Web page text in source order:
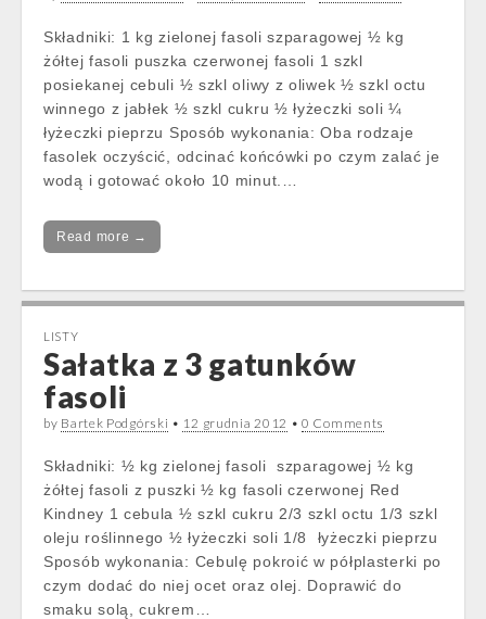
Składniki: 1 kg zielonej fasoli szparagowej ½ kg
żółtej fasoli puszka czerwonej fasoli 1 szkl
posiekanej cebuli ½ szkl oliwy z oliwek ½ szkl octu
winnego z jabłek ½ szkl cukru ½ łyżeczki soli ¼
łyżeczki pieprzu Sposób wykonania: Oba rodzaje
fasolek oczyścić, odcinać końcówki po czym zalać je
wodą i gotować około 10 minut.…
Read more →
LISTY
Sałatka z 3 gatunków
fasoli
by Bartek Podgórski • 12 grudnia 2012 •0 Comments
Składniki: ½ kg zielonej fasoli szparagowej ½ kg
żółtej fasoli z puszki ½ kg fasoli czerwonej Red
Kindney 1 cebula ½ szkl cukru 2/3 szkl octu 1/3 szkl
oleju roślinnego ½ łyżeczki soli 1/8 łyżeczki pieprzu
Sposób wykonania: Cebulę pokroić w półplasterki po
czym dodać do niej ocet oraz olej. Doprawić do
smaku solą, cukrem…